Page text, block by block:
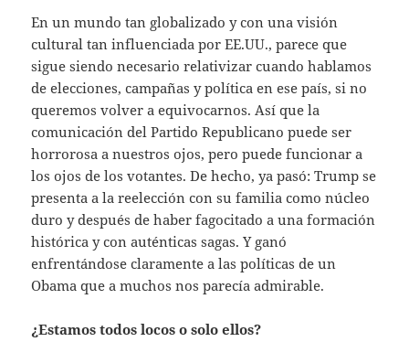
En un mundo tan globalizado y con una visión
cultural tan influenciada por EE.UU., parece que
sigue siendo necesario relativizar cuando hablamos
de elecciones, campañas y política en ese país, si no
queremos volver a equivocarnos. Así que la
comunicación del Partido Republicano puede ser
horrorosa a nuestros ojos, pero puede funcionar a
los ojos de los votantes. De hecho, ya pasó: Trump se
presenta a la reelección con su familia como núcleo
duro y después de haber fagocitado a una formación
histórica y con auténticas sagas. Y ganó
enfrentándose claramente a las políticas de un
Obama que a muchos nos parecía admirable.
¿Estamos todos locos o solo ellos?